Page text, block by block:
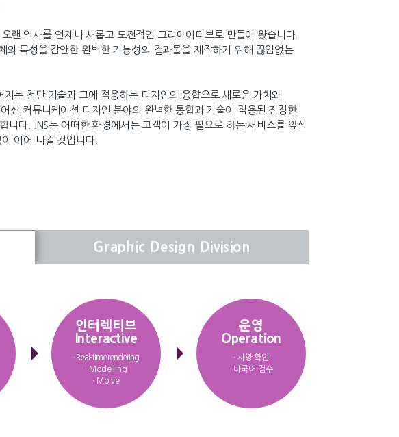
랜 역사를 언제나 새롭고 도전적인 크리에이티브로 만들어 왔습니다.
의 특성을 감안한 완벽한 기능성의 결과물을 제작하기 위해 끊임없는
는 첨단 기술과 그에 적응하는 디자인의 융합으로 새로운 가치와
선 커뮤니케이션 디자인 분야의 완벽한 통합과 기술이 적용된 진정한
다. JNS는 어떠한 환경에서든 고객이 가장 필요로 하는 서비스를 앞선
이어 나갈 것입니다.
Graphic Design Division
인터렉티브
Interactive
· Real-time rendering
· Modelling
· Moive
운영
Operation
· 사양 확인
· 다국어 검수